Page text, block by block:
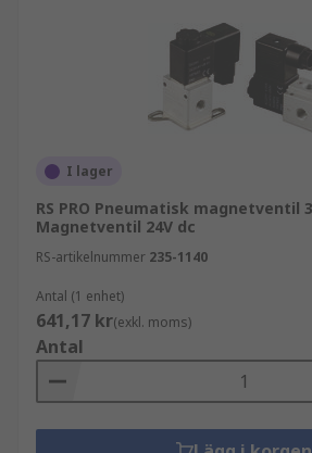
I lager
RS PRO Pneumatisk magnetventil
Magnetventil 24V dc
RS-artikelnummer 235-1140
Antal (1 enhet)
641,17 kr(exkl. moms)
Antal